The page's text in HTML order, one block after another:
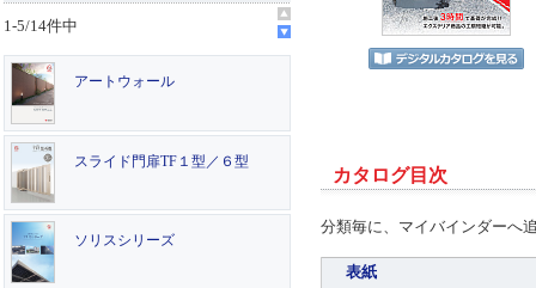
カタログ目次
分類毎に、マイバインダーへ
表紙
1-5/14件中
アートウォール
スライド門扉TF１型／６型
ソリスシリーズ